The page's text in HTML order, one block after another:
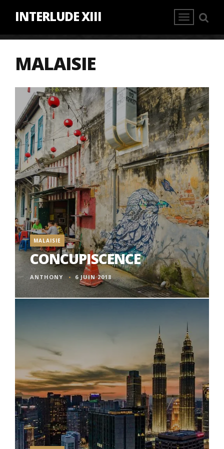
INTERLUDE XIII
MALAISIE
MALAISIE
CONCUPISCENCE
ANTHONY 6 JUIN 2018